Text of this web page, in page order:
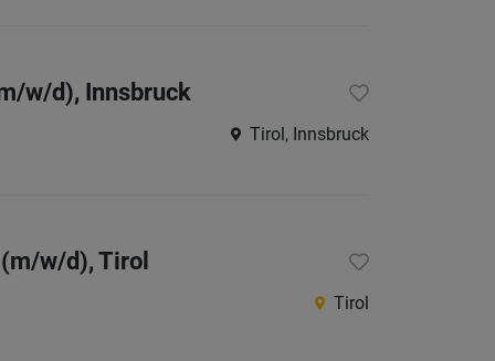
w/d), Innsbruck
Tirol, Innsbruck
w/d), Tirol
Tirol